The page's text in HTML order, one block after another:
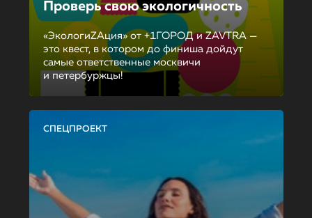
Проверь свою экологичность
«ЭкологиZAция» от +1ГОРОД и ZAVTRA —
это квест, в котором до финиша дойдут
самые ответственные москвичи
и петербуржцы!
СПЕЦПРОЕКТ